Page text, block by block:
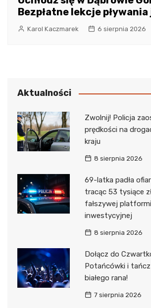
Bezpłatne lekcje
Karol Kaczmarek 6 sierpnia 2026
Aktualności
Zwolnij! Policja
prędkości na
kraju
8 sierpnia 2026
69-latka padła
tracąc 53 tysiące
fałszywej
inwestycyjnej
8 sierpnia 2026
Dołącz do
Potańcówki i
białego rana!
7 sierpnia 2026